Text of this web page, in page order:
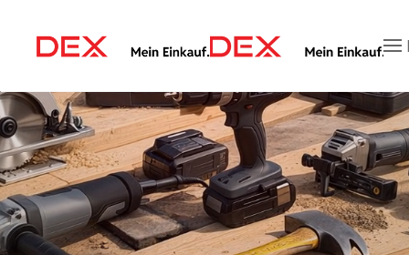
Zum Hauptinhalt springen